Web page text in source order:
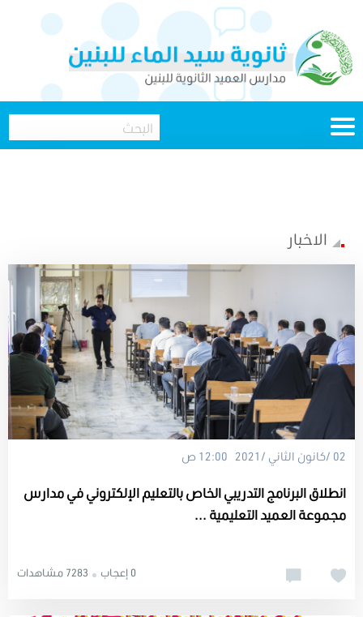
الاخبار
02 /كانون الثاني /2021 12:00 ص
انطلاق البرنامج التدريبي الخاص بالتعليم الإلكتروني في مدارس
مجموعة العميد التعليمية ...
7283 مشاهدات 0 إعجاب